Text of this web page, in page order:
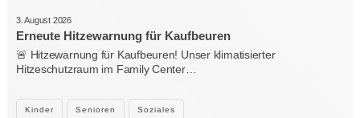
Kinder Senioren Soziales
3. August 2026
Erneute Hitzewarnung für Kaufbeuren
🚨 Hitzewarnung für Kaufbeuren! Unser klimatisierter
Hitzeschutzraum im Family Center…